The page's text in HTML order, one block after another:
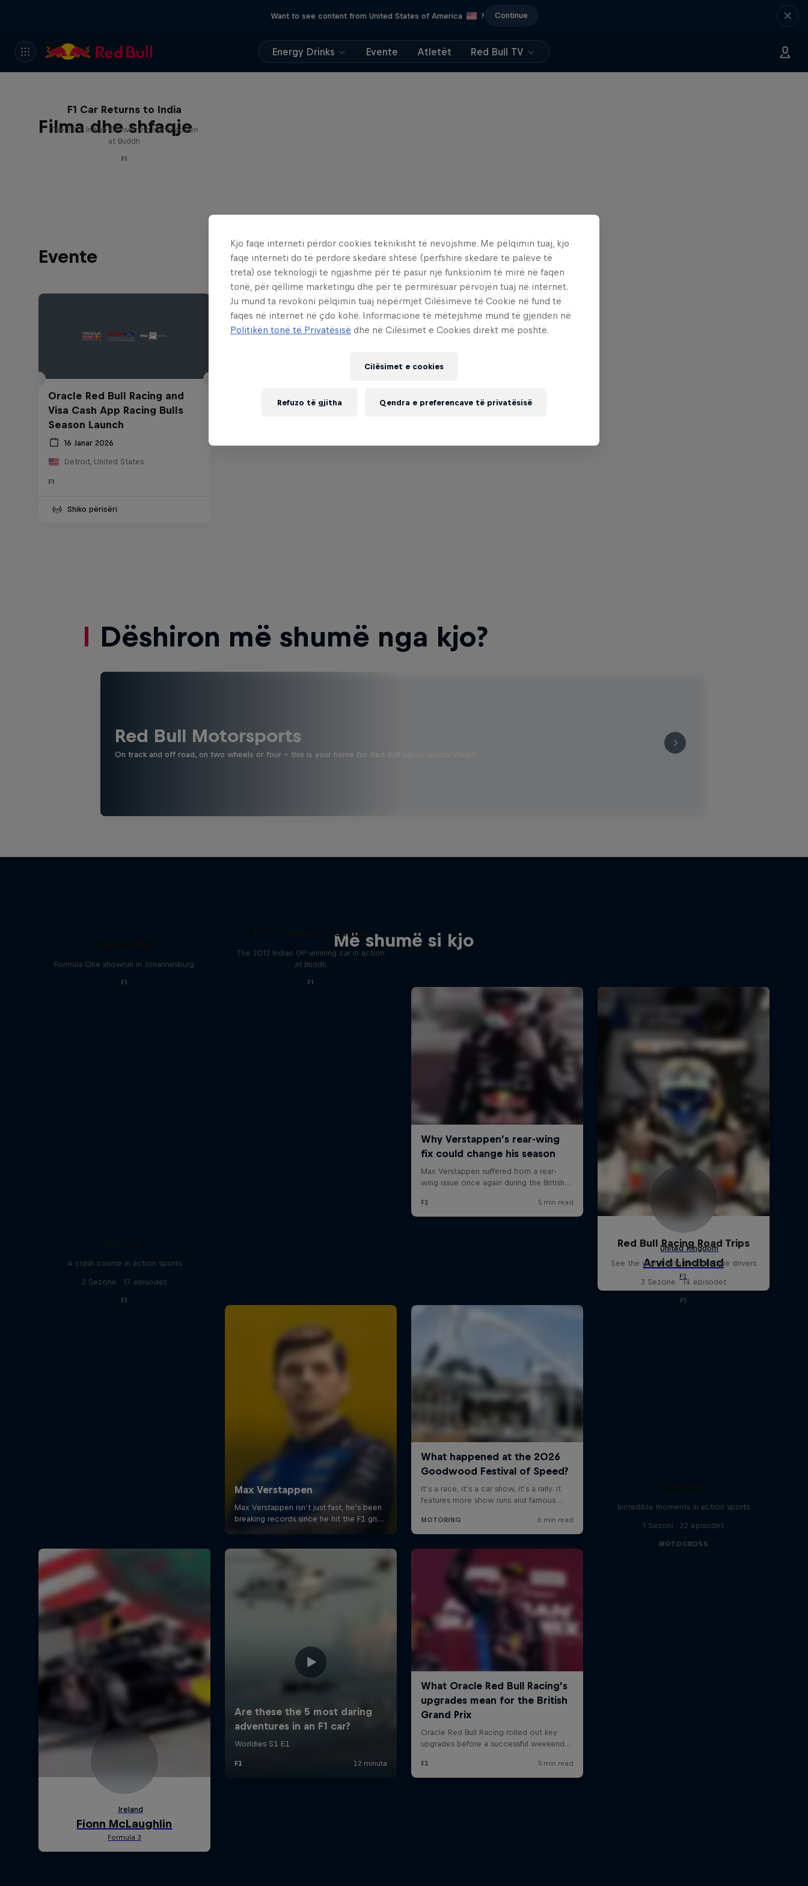
Want to see content from United States of America ? Continue
Energy Drinks Evente Atletët Red Bull TV
Filma dhe shfaqje
F1 Car Returns to India
The 2012 Indian GP-winning car in action
at Buddh
F1
Evente
Oracle Red Bull Racing and
Visa Cash App Racing Bulls
Season Launch
16 Janar 2026
Detroit, United States
F1
Shiko përisëri
Dëshiron më shumë nga kjo?
Red Bull Motorsports
On track and off road, on two wheels or four - this is your home for Red Bull Motorsports. Watch …
Më shumë si kjo
Formula One showrun in Johannesburg
F1
F1 Car Returns to India
The 2012 Indian GP-winning car in action
at Buddh
F1
A crash course in action sports
2 Sezone · 17 episodet
F1
Red Bull Racing Road Trips
See the world with Formula One drivers
3 Sezone · 14 episodet
F1
Incredible moments in action sports
1 Sezoni · 22 episodet
MOTOCROSS
Kjo faqe interneti përdor cookies teknikisht të nevojshme. Me pëlqimin tuaj, kjo
faqe interneti do të përdorë skedarë shtesë (përfshirë skedarë të palëve të
treta) ose teknologji të ngjashme për të pasur një funksionim të mirë në faqen
tonë, për qëllime marketingu dhe për të përmirësuar përvojën tuaj në internet.
Ju mund ta revokoni pëlqimin tuaj nëpërmjet Cilësimeve të Cookie në fund të
faqes në internet në çdo kohë. Informacione të mëtejshme mund të gjenden në
Politikën tonë të Privatësisë dhe në Cilësimet e Cookies direkt më poshtë.
Cilësimet e cookies
Refuzo të gjitha Qendra e preferencave të privatësisë